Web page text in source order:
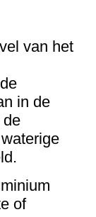
van het
in de
de
of